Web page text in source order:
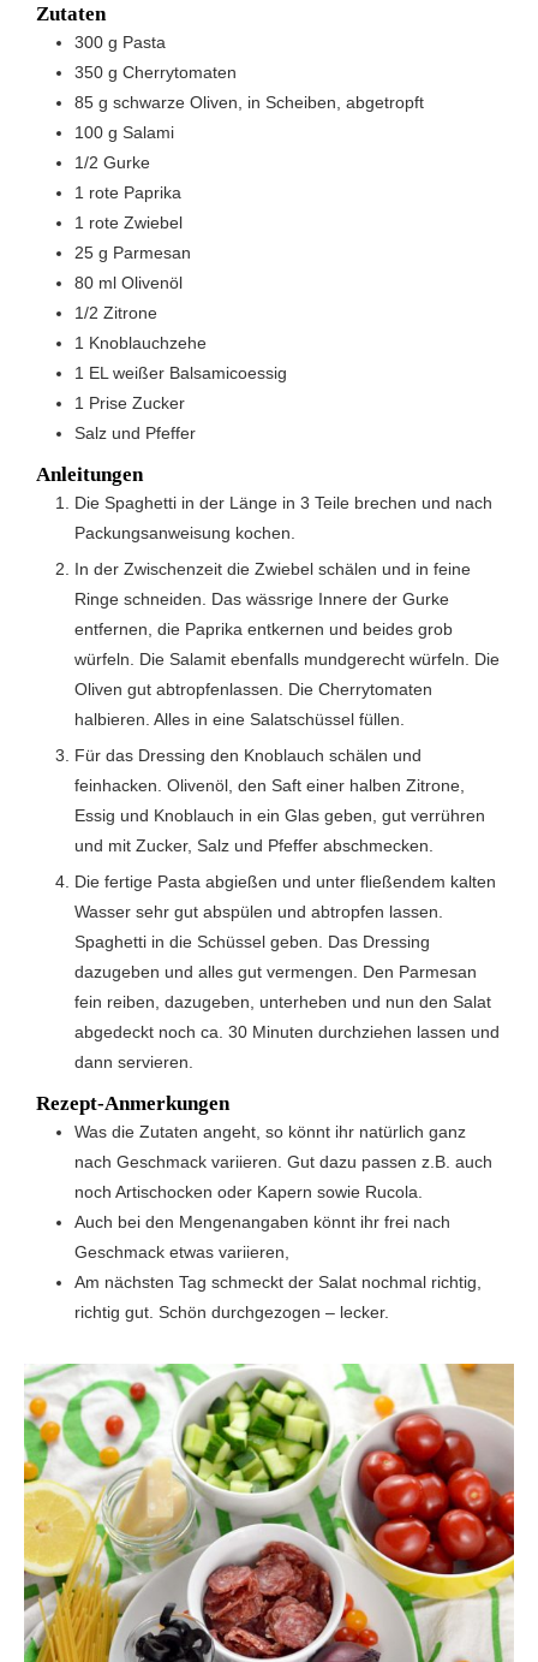
Zutaten
300 g Pasta
350 g Cherrytomaten
85 g schwarze Oliven, in Scheiben, abgetropft
100 g Salami
1/2 Gurke
1 rote Paprika
1 rote Zwiebel
25 g Parmesan
80 ml Olivenöl
1/2 Zitrone
1 Knoblauchzehe
1 EL weißer Balsamicoessig
1 Prise Zucker
Salz und Pfeffer
Anleitungen
Die Spaghetti in der Länge in 3 Teile brechen und nach
Packungsanweisung kochen.
In der Zwischenzeit die Zwiebel schälen und in feine
Ringe schneiden. Das wässrige Innere der Gurke
entfernen, die Paprika entkernen und beides grob
würfeln. Die Salamit ebenfalls mundgerecht würfeln. Die
Oliven gut abtropfenlassen. Die Cherrytomaten
halbieren. Alles in eine Salatschüssel füllen.
Für das Dressing den Knoblauch schälen und
feinhacken. Olivenöl, den Saft einer halben Zitrone,
Essig und Knoblauch in ein Glas geben, gut verrühren
und mit Zucker, Salz und Pfeffer abschmecken.
Die fertige Pasta abgießen und unter fließendem kalten
Wasser sehr gut abspülen und abtropfen lassen.
Spaghetti in die Schüssel geben. Das Dressing
dazugeben und alles gut vermengen. Den Parmesan
fein reiben, dazugeben, unterheben und nun den Salat
abgedeckt noch ca. 30 Minuten durchziehen lassen und
dann servieren.
Rezept-Anmerkungen
Was die Zutaten angeht, so könnt ihr natürlich ganz
nach Geschmack variieren. Gut dazu passen z.B. auch
noch Artischocken oder Kapern sowie Rucola.
Auch bei den Mengenangaben könnt ihr frei nach
Geschmack etwas variieren,
Am nächsten Tag schmeckt der Salat nochmal richtig,
richtig gut. Schön durchgezogen – lecker.